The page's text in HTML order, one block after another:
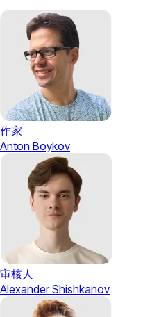
作家
Anton Boykov
审核人
Alexander Shishkanov